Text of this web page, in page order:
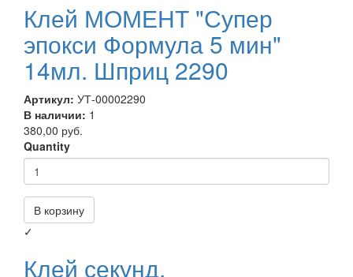
Клей МОМЕНТ "Супер
эпокси Формула 5 мин"
14мл. Шприц 2290
Артикул: УТ-00002290
В наличии: 1
380,00 руб.
Quantity
В корзину
✓
Клей секунд.